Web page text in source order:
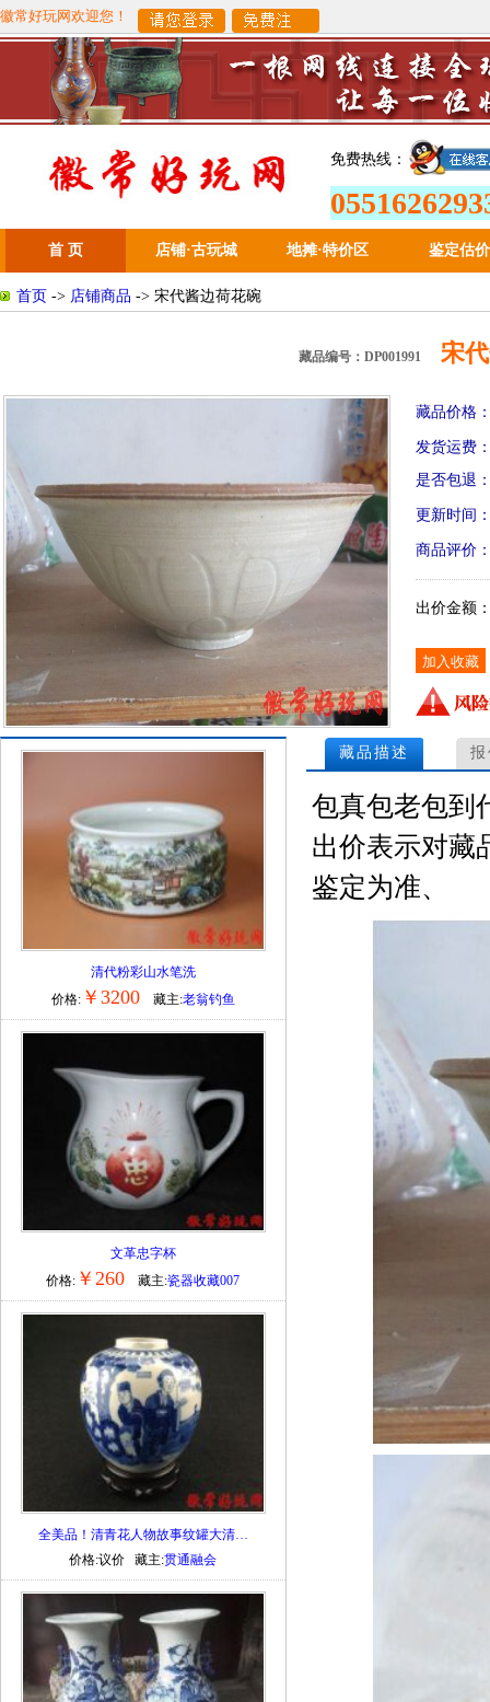
徽常好玩网欢迎您！
免费热线：
首 页 店铺·古玩城 地摊·特价区 鉴定估价
首页 -> 店铺商品 -> 宋代酱边荷花碗
藏品编号：DP001991 宋
藏品价格
发货运费
是否包退
更新时间
商品评价
出价金额
清代粉彩山水笔洗
价格: ￥3200 藏主:老翁钓鱼
文革忠字杯
价格: ￥260 藏主:瓷器收藏007
全美品！清青花人物故事纹罐大清…
价格:议价 藏主:贯通融会
藏品描述
包真包老包到
出价表示对藏
鉴定为准、